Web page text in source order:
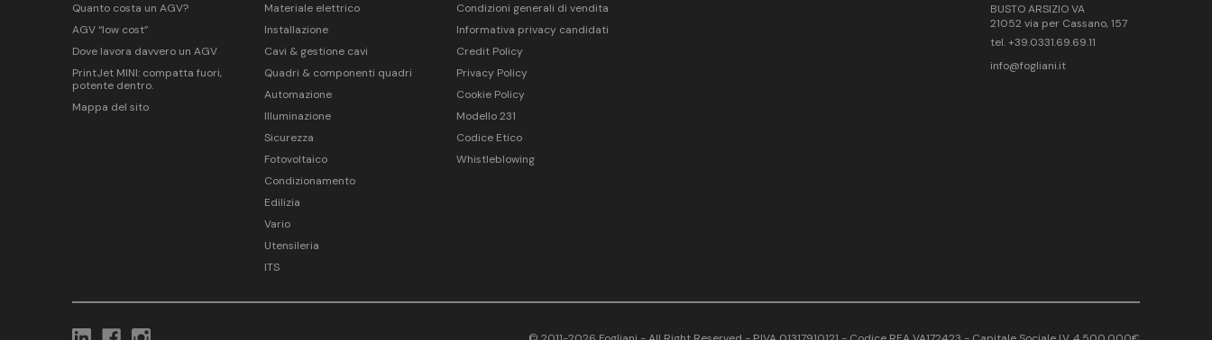
Quanto costa un AGV?
AGV “low cost”
Dove lavora davvero un AGV
PrintJet MINI: compatta fuori,
potente dentro.
Mappa del sito
Materiale elettrico
Installazione
Cavi & gestione cavi
Quadri & componenti quadri
Automazione
Illuminazione
Sicurezza
Fotovoltaico
Condizionamento
Edilizia
Vario
Utensileria
ITS
Condizioni generali di vendita
Informativa privacy candidati
Credit Policy
Privacy Policy
Cookie Policy
Modello 231
Codice Etico
Whistleblowing
BUSTO ARSIZIO VA
21052 via per Cassano, 157
tel. +39.0331.69.69.11
info@fogliani.it